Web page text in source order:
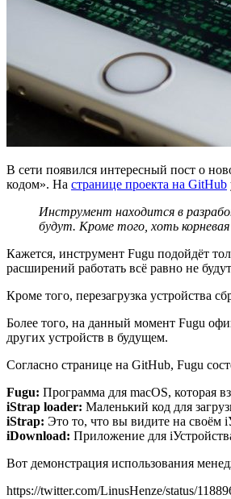
В сети появился интересный пост о
кодом». На странице проекта на GitHub
Инструмент находится в
будут. Кроме того, хоть корневая
Кажется, инструмент Fugu подойдёт
расширений работать всё равно не
Кроме того, перезагрузка устройства
Более того, на данный момент Fugu
других устройств в будущем.
Согласно странице на GitHub, Fugu
Fugu: Программа для macOS, которая
iStrap loader: Маленький код для
iStrap: Это то, что вы видите на своём
iDownload: Приложение для
Вот демонстрация использования
https://twitter.com/LinusHenze/status/